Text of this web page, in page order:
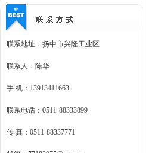
联系地址：扬中市兴隆工业区
联系人：陈华
手 机：13913411663
联系电话：0511-88333899
传 真：0511-88337771